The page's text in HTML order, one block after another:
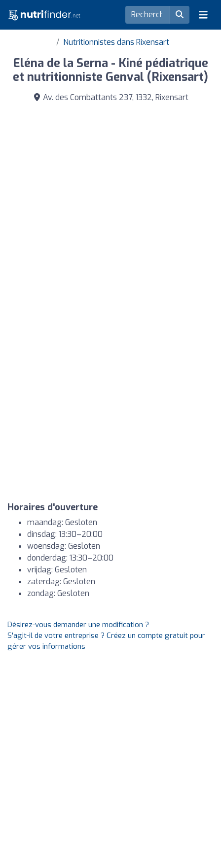
Nutritionnistes dans Rixensart
Eléna de la Serna - Kiné pédiatrique
et nutritionniste Genval (Rixensart)
Av. des Combattants 237, 1332, Rixensart
Horaires d'ouverture
maandag: Gesloten
dinsdag: 13:30–20:00
woensdag: Gesloten
donderdag: 13:30–20:00
vrijdag: Gesloten
zaterdag: Gesloten
zondag: Gesloten
Désirez-vous demander une modification ?
S'agit-il de votre entreprise ? Créez un compte gratuit pour
gérer vos informations